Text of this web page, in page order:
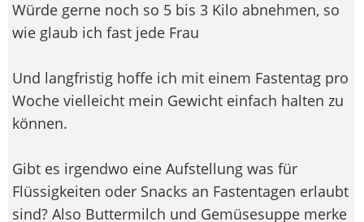
Würde gerne noch so 5 bis 3 Kilo abnehmen, so
wie glaub ich fast jede Frau
Und langfristig hoffe ich mit einem Fastentag pro
Woche vielleicht mein Gewicht einfach halten zu
können.
Gibt es irgendwo eine Aufstellung was für
Flüssigkeiten oder Snacks an Fastentagen erlaubt
sind? Also Buttermilch und Gemüsesuppe merke